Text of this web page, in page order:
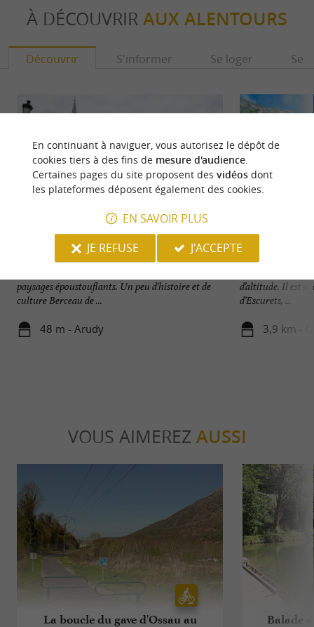
À DÉCOUVRIR AUX ALENTOURS
Découvrir S'informer Se loger Se
paysages époustouflants. Un peu d'histoire et de
culture Berceau de ...
48 m - Arudy
Massif de
d’altitude. Il est
d’Escurets, ...
3,9 km -
VOUS AIMEREZ AUSSI
La boucle du gave d'Ossau au
Balade
En continuant à naviguer, vous autorisez le dépôt de
cookies tiers à des fins de mesure d'audience.
Certaines pages du site proposent des vidéosdont
les plateformes déposent également des cookies.
EN SAVOIR PLUS
JE REFUSE
J'ACCEPTE